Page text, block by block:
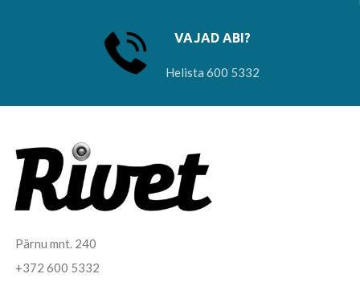
VAJAD ABI?
Helista 600 5332
Pärnu mnt. 240
+372 600 5332